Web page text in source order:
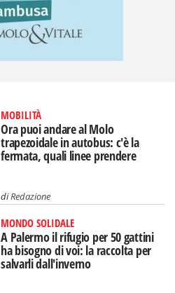
MOBILITÀ
Ora puoi andare al Molo
trapezoidale in autobus: c'è la
fermata, quali linee prendere
diRedazione
MONDO SOLIDALE
A Palermo il rifugio per 50 gattini
ha bisogno di voi: la raccolta per
salvarli dall'inverno